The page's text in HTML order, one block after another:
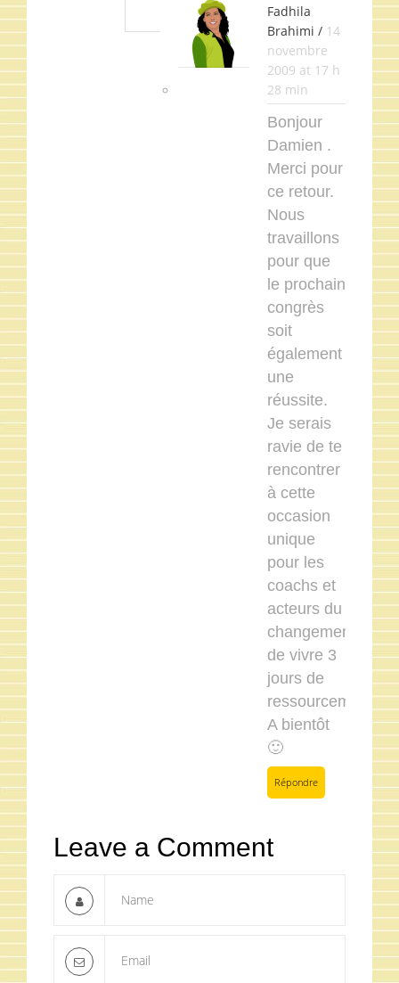
Fadhila
Brahimi / 14
novembre
2009 at 17 h
28 min
Bonjour
Damien .
Merci pour
ce retour.
Nous
travaillons
pour que
le prochain
congrès
soit
également
une
réussite.
Je serais
ravie de te
rencontrer
à cette
occasion
unique
pour les
coachs et
acteurs du
changement
de vivre 3
jours de
ressourcement.
A bientôt
🙂
Répondre
Leave a Comment